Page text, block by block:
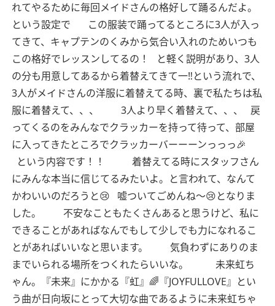
れてやるために毎回メイドさんの格好して踊るんだよ。
という設定で
この服装で踊ってるところに3人が入っ
てきて、キャプテンのくみから気合い入れのためいつも
この格好でレッスンしてるの！
と軽く説明があり、3人
の分も用意してあるから着替えてきて一‼︎という流れで、
3人がメイドさんの洋服に着替えてる時、裏で私たちは私
服に着替えて、、、
3人より早く着替えて、、、
戻
ってくるのをみんなでクラッカーを持って待って、部屋
に入ってきたところでクラッカーバーーーンっっっ🎉
という内容です！！
着替えてる時にスタッフさん
にみんな本当に信じてるみたいよ。と言われて、なんて
かわいいのだろうと😢
嘘ついてごめんね〜😢となりま
した。
不安なこともたくさんあると思うけど、私に
できることがあればなんでもして少しでも力になれるこ
とがあればいいなと思います。
気負わずにありのま
までいられる場所をつくれたらいいな。
未来虹ち
ゃん。『未来』にかかる『虹』🌈『JOYFULLOVE』とい
う曲が日向坂にとって大切な曲であるように未来虹ちゃ